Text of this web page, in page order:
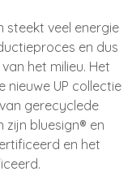
steekt veel energie
en dus
het milieu. Het
UP collectie
gerecyclede
zijn bluesign® en
en het